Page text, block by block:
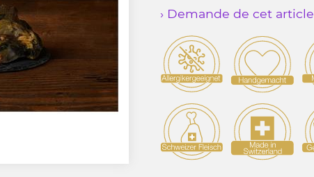
› Demande de cet article